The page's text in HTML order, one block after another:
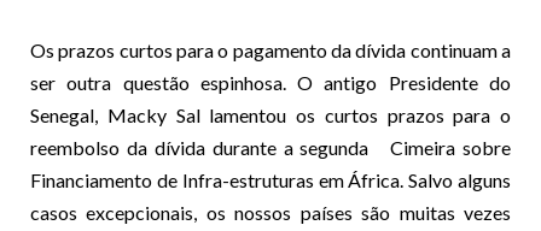
Os prazos curtos para o pagamento da dívida continuam a
ser outra questão espinhosa. O antigo Presidente do
Senegal, Macky Sal lamentou os curtos prazos para o
reembolso da dívida durante a segunda Cimeira sobre
Financiamento de Infra-estruturas em África. Salvo alguns
casos excepcionais, os nossos países são muitas vezes